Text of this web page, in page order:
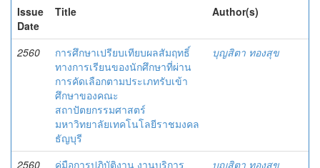
Issue
Date
Title Author(s)
2560
การศึกษาเปรียบเทียบผลสัมฤทธิ์
ทางการเรียนของนักศึกษาที่ผ่าน
การคัดเลือกตามประเภทรับเข้า
ศึกษาของคณะ
สถาปัตยกรรมศาสตร์
มหาวิทยาลัยเทคโนโลยีราชมงคล
ธัญบุรี
บุญสิตา ทองสุข
2560 คู่มือการปฏิบัติงาน งานบริการ บุญสิตา ทองสุข